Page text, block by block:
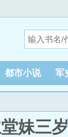
都市小说 军
妹三岁